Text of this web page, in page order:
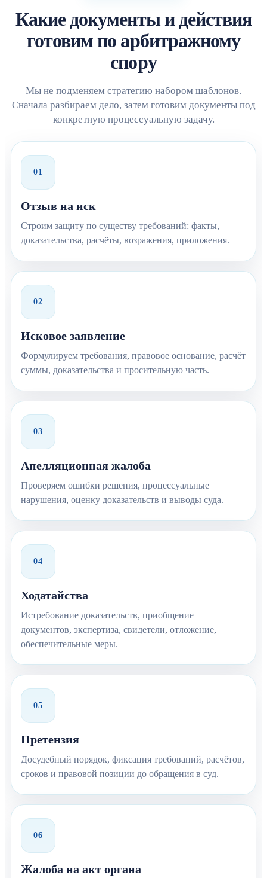
Какие документы и действия
готовим по арбитражному
спору
Мы не подменяем стратегию набором шаблонов.
Сначала разбираем дело, затем готовим документы под
конкретную процессуальную задачу.
01
Отзыв на иск
Строим защиту по существу требований: факты,
доказательства, расчёты, возражения, приложения.
02
Исковое заявление
Формулируем требования, правовое основание, расчёт
суммы, доказательства и просительную часть.
03
Апелляционная жалоба
Проверяем ошибки решения, процессуальные
нарушения, оценку доказательств и выводы суда.
04
Ходатайства
Истребование доказательств, приобщение
документов, экспертиза, свидетели, отложение,
обеспечительные меры.
05
Претензия
Досудебный порядок, фиксация требований, расчётов,
сроков и правовой позиции до обращения в суд.
06
Жалоба на акт органа